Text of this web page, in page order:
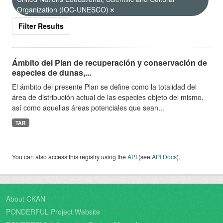
Organization (IOC-UNESCO)
Filter Results
Ámbito del Plan de recuperación y conservación de
especies de dunas,...
El ámbito del presente Plan se define como la totalidad del
área de distribución actual de las especies objeto del mismo,
así como aquellas áreas potenciales que sean...
TAR
You can also access this registry using theAPI (seeAPI Docs).
About CKAN
PONDERFUL Project Website